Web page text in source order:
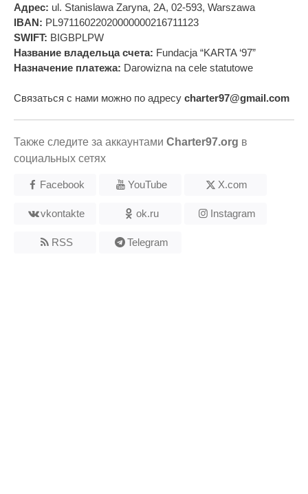
Адрес: ul. Stanislawa Zaryna, 2A, 02-593, Warszawa
IBAN: PL97116022020000000216711123
SWIFT: BIGBPLPW
Название владельца счета: Fundacja “KARTA ‘97”
Назначение платежа: Darowizna na cele statutowe
Связаться с нами можно по адресу charter97@gmail.com
Также следите за аккаунтами Charter97.org в
социальных сетях
Facebook YouTube X.com
vkontakte ok.ru Instagram
RSS Telegram